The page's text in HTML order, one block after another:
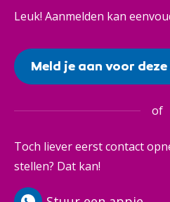
Leuk! Aanmelden kan
Meld je aan voor
of
Toch liever eerst contact
stellen? Dat kan!